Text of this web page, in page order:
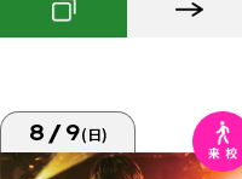
8/9(日)